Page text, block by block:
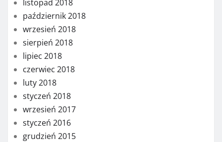
listopad 2018
październik 2018
wrzesień 2018
sierpień 2018
lipiec 2018
czerwiec 2018
luty 2018
styczeń 2018
wrzesień 2017
styczeń 2016
grudzień 2015